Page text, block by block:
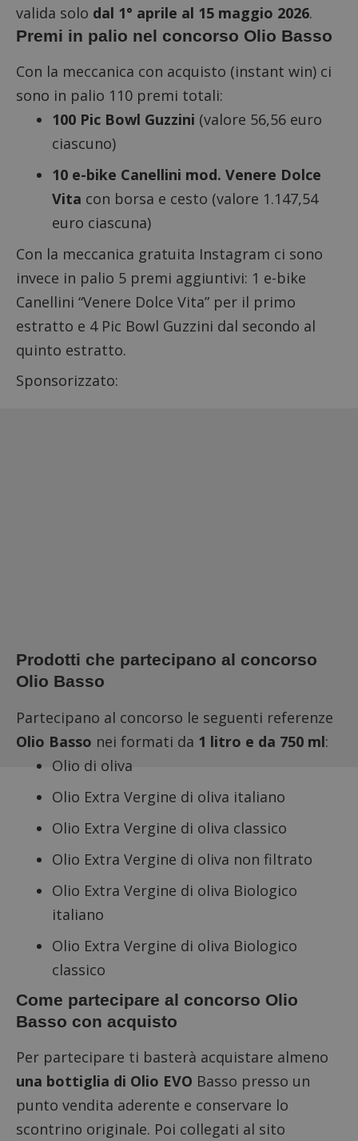
valida solo dal 1° aprile al 15 maggio 2026.
Premi in palio nel concorso Olio Basso
Con la meccanica con acquisto (instant win) ci
sono in palio 110 premi totali:
100 Pic Bowl Guzzini (valore 56,56 euro
ciascuno)
10 e-bike Canellini mod. Venere Dolce
Vita con borsa e cesto (valore 1.147,54
euro ciascuna)
Con la meccanica gratuita Instagram ci sono
invece in palio 5 premi aggiuntivi: 1 e-bike
Canellini “Venere Dolce Vita” per il primo
estratto e 4 Pic Bowl Guzzini dal secondo al
quinto estratto.
Sponsorizzato:
Prodotti che partecipano al concorso
Olio Basso
Partecipano al concorso le seguenti referenze
Olio Basso nei formati da 1 litro e da 750 ml:
Olio di oliva
Olio Extra Vergine di oliva italiano
Olio Extra Vergine di oliva classico
Olio Extra Vergine di oliva non filtrato
Olio Extra Vergine di oliva Biologico
italiano
Olio Extra Vergine di oliva Biologico
classico
Come partecipare al concorso Olio
Basso con acquisto
Per partecipare ti basterà acquistare almeno
una bottiglia di Olio EVO Basso presso un
punto vendita aderente e conservare lo
scontrino originale. Poi collegati al sito